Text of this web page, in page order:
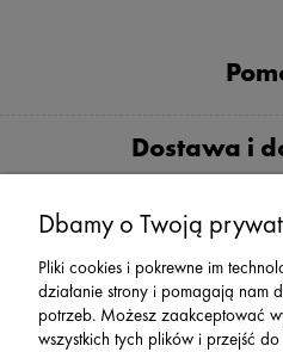
Dostawa i
Moje
Dbamy o Twoją
Pliki cookies i pokrewne im
działanie strony i pomagają nam
potrzeb. Możesz zaakceptować
wszystkich tych plików i przejść